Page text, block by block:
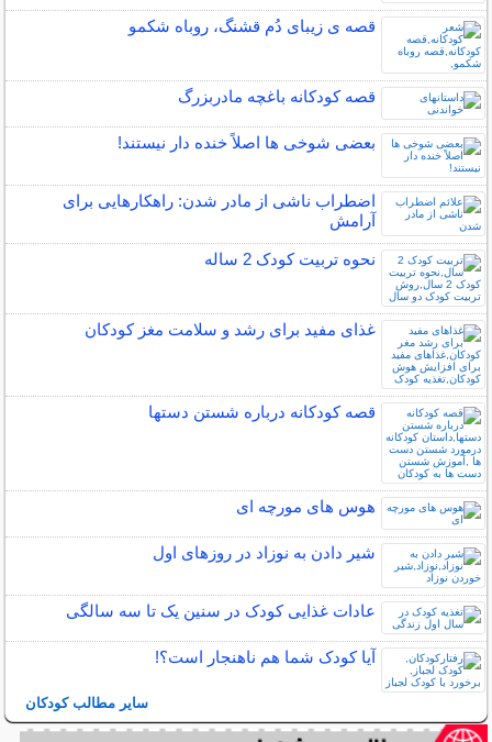
قصه ی زیبای دُم قشنگ، روباه شکمو
قصه کودکانه باغچه مادربزرگ
بعضی شوخی ها اصلاً خنده دار نیستند!
اضطراب ناشی از مادر شدن: راهکارهایی برای
آرامش
نحوه تربیت کودک 2 ساله
غذای مفید برای رشد و سلامت مغز کودکان
قصه کودکانه درباره شستن دستها
هوس های مورچه ای
شیر دادن به نوزاد در روزهای اول
عادات غذایی کودک در سنین یک تا سه سالگی
آیا کودک شما هم ناهنجار است؟!
سایر مطالب کودکان